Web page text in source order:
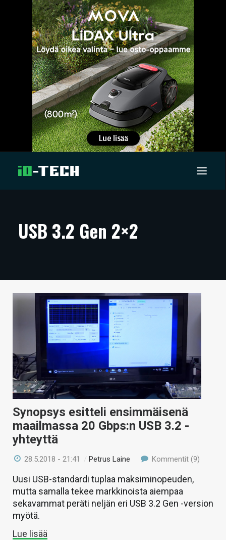
ARTIKKELIT
TECHBBS
HINTA.FI
VAIHDA TEEMA
HAKU
USB 3.2 Gen 2×2
Synopsys esitteli ensimmäisenä
maailmassa 20 Gbps:n USB 3.2 -
yhteyttä
28.5.2018 - 21:41 /Petrus Laine Kommentit (9)
Uusi USB-standardi tuplaa maksiminopeuden,
mutta samalla tekee markkinoista aiempaa
sekavammat peräti neljän eri USB 3.2 Gen -version
myötä.
Lue lisää